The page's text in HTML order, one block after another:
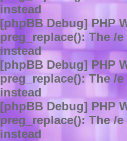
instead
[phpBB Debug] PHP
preg_replace(): The /
instead
[phpBB Debug] PHP
preg_replace(): The /
instead
[phpBB Debug] PHP
preg_replace(): The /
instead